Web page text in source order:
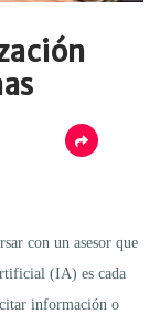
con un asesor que
(IA) es cada
información o